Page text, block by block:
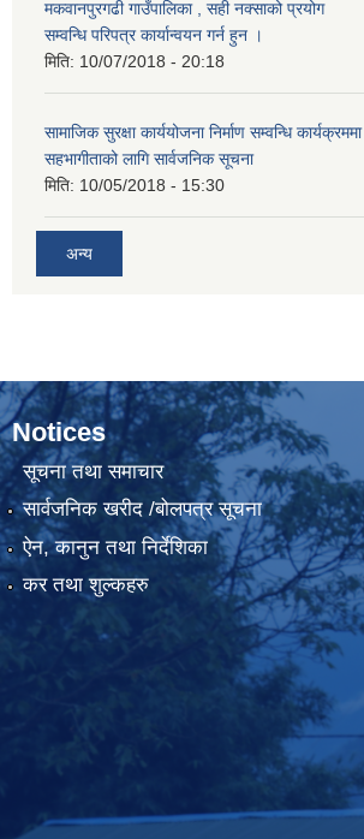
मकवानपुरगढी गाउँपालिका , सही नक्साको प्रयोग
सम्वन्धि परिपत्र कार्यान्वयन गर्न हुन ।
मिति: 10/07/2018 - 20:18
सामाजिक सुरक्षा कार्ययोजना निर्माण सम्वन्धि कार्यक्रममा
सहभागीताको लागि सार्वजनिक सूचना
मिति: 10/05/2018 - 15:30
अन्य
Notices
सूचना तथा समाचार
सार्वजनिक खरीद /बोलपत्र सूचना
ऐन, कानुन तथा निर्देशिका
कर तथा शुल्कहरु